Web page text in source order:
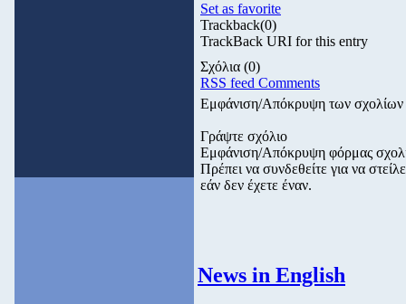
Set as favorite
Trackback(0)
TrackBack URI for this entry
Σχόλια (0)
RSS feed Comments
Εμφάνιση/Απόκρυψη των σχολίων
Γράψτε σχόλιο
Εμφάνιση/Απόκρυψη φόρμας
Πρέπει να συνδεθείτε για να
εάν δεν έχετε έναν.
News in English